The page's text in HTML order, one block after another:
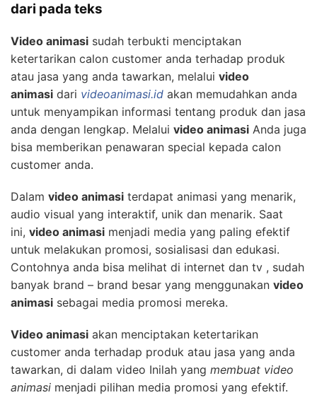
dari pada teks
Video animasi sudah terbukti menciptakan
ketertarikan calon customer anda terhadap produk
atau jasa yang anda tawarkan, melalui video
animasi dari videoanimasi.id akan memudahkan anda
untuk menyampikan informasi tentang produk dan jasa
anda dengan lengkap. Melalui video animasi Anda juga
bisa memberikan penawaran special kepada calon
customer anda.
Dalam video animasi terdapat animasi yang menarik,
audio visual yang interaktif, unik dan menarik. Saat
ini, video animasi menjadi media yang paling efektif
untuk melakukan promosi, sosialisasi dan edukasi.
Contohnya anda bisa melihat di internet dan tv , sudah
banyak brand – brand besar yang menggunakan video
animasi sebagai media promosi mereka.
Video animasi akan menciptakan ketertarikan
customer anda terhadap produk atau jasa yang anda
tawarkan, di dalam video Inilah yang membuat video
animasi menjadi pilihan media promosi yang efektif.